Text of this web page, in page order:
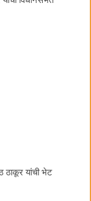
ठाकूर यांची भेट